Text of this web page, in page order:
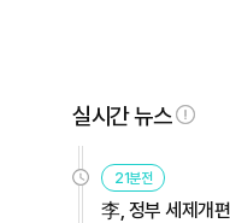
실시간 뉴스
21분전
李, 정부 세제개